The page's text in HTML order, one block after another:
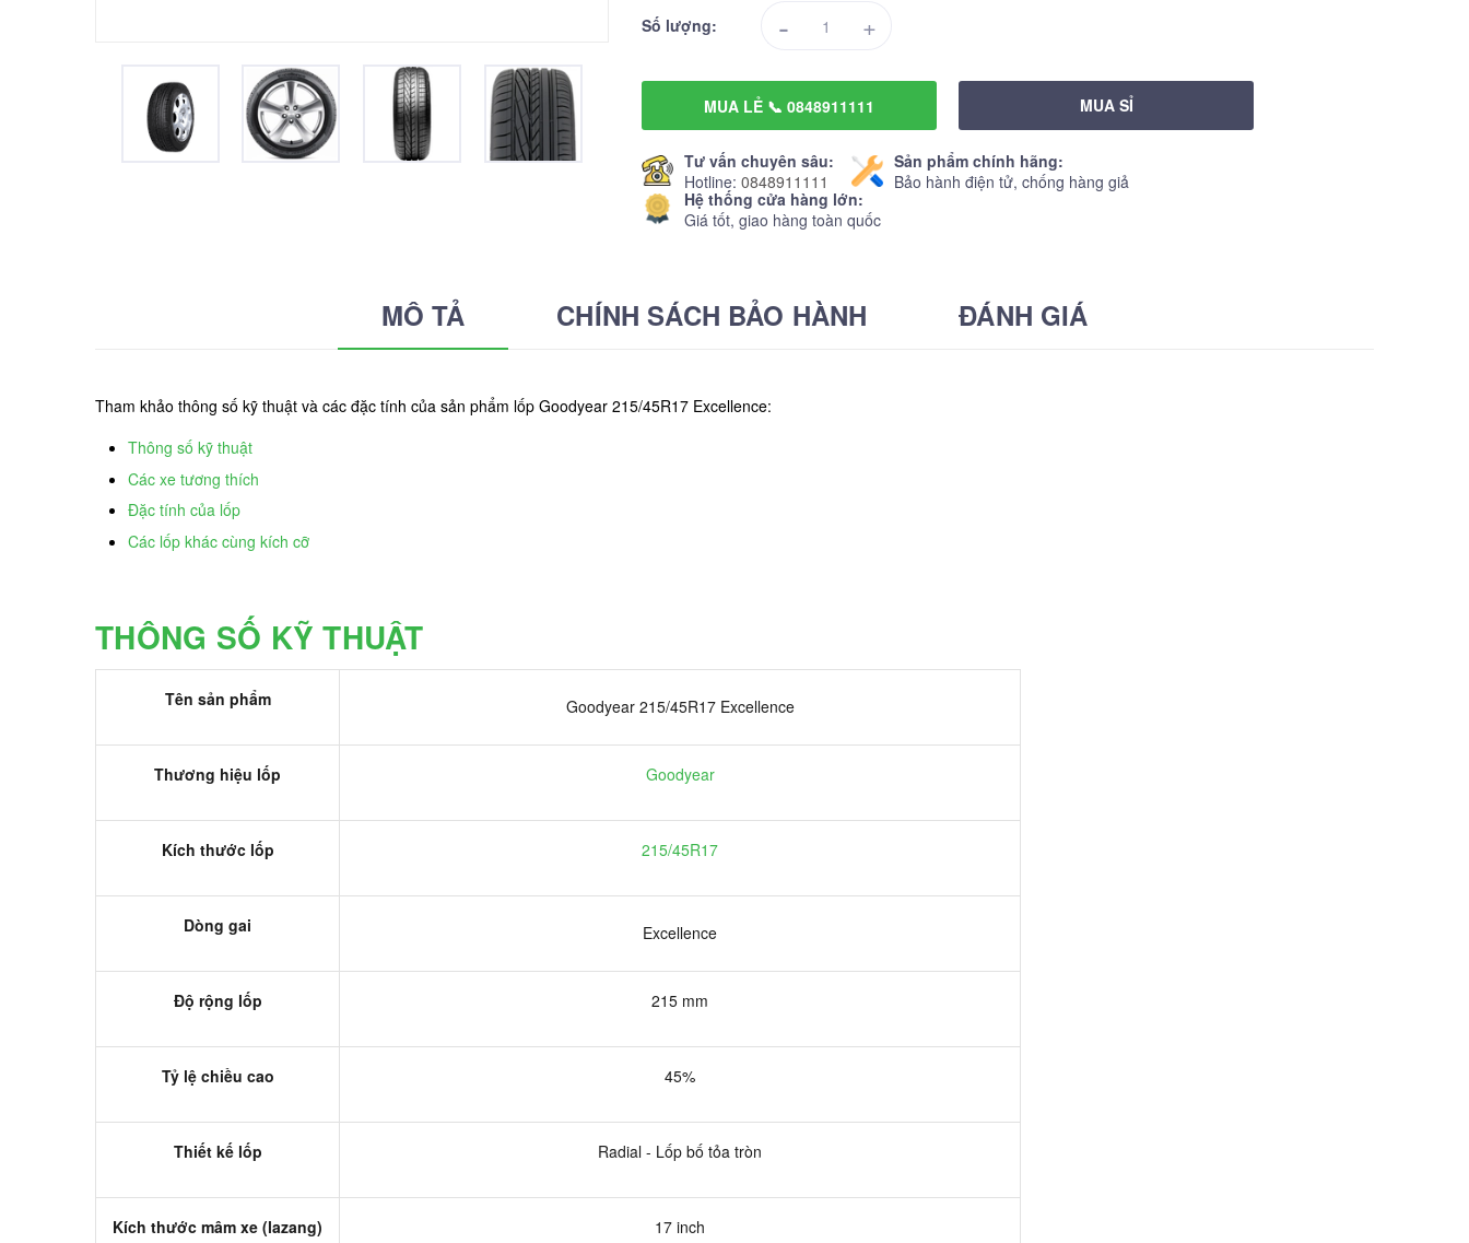
Số lượng: - +
MUA LẺ 📞 0848911111 MUA SỈ
Tư vấn chuyên sâu:
Hotline: 0848911111
Sản phẩm chính hãng:
Bảo hành điện tử, chống hàng giả
Hệ thống cửa hàng lớn:
Giá tốt, giao hàng toàn quốc
MÔ TẢ CHÍNH SÁCH BẢO HÀNH ĐÁNH GIÁ
Tham khảo thông số kỹ thuật và các đặc tính của sản phẩm lốp Goodyear 215/45R17 Excellence:
Thông số kỹ thuật
Các xe tương thích
Đặc tính của lốp
Các lốp khác cùng kích cỡ
THÔNG SỐ KỸ THUẬT
Tên sản phẩm Goodyear 215/45R17 Excellence
Thương hiệu lốp Goodyear
Kích thước lốp 215/45R17
Dòng gai Excellence
Độ rộng lốp 215 mm
Tỷ lệ chiều cao 45%
Thiết kế lốp Radial - Lốp bố tỏa tròn
Kích thước mâm xe (lazang) 17 inch